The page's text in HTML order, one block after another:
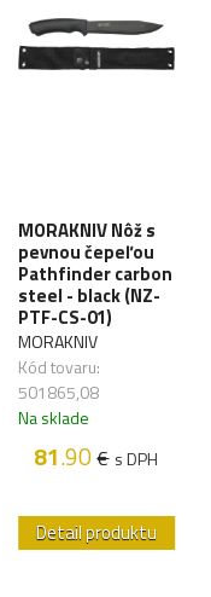
MORAKNIV Nôž s
pevnou čepeľou
Pathfinder carbon
steel - black (NZ-
PTF-CS-01)
MORAKNIV
Kód tovaru:
501865,08
Na sklade
81.90€ s DPH
Detail produktu